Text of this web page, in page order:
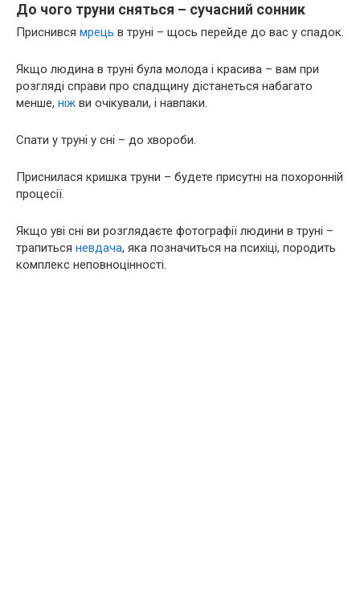
До чого труни сняться – сучасний сонник
Приснився мрець в труні – щось перейде до вас у спадок.
Якщо людина в труні була молода і красива – вам при
розгляді справи про спадщину дістанеться набагато
менше, ніж ви очікували, і навпаки.
Спати у труні у сні – до хвороби.
Приснилася кришка труни – будете присутні на похоронній
процесії.
Якщо уві сні ви розглядаєте фотографії людини в труні –
трапиться невдача, яка позначиться на психіці, породить
комплекс неповноцінності.